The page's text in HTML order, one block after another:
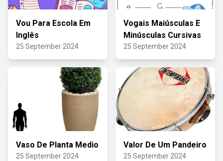
Vou Para Escola Em
Inglês
25 September 2024
Vogais Maiúsculas E
Minúsculas Cursivas
25 September 2024
Vaso De Planta Medio
25 September 2024
Valor De Um Pandeiro
25 September 2024